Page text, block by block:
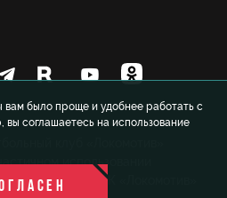
было проще и удобнее работать с
соглашаетесь на использование
клуб «Локомотив»
использовании
сайт ФК «Локомотив»